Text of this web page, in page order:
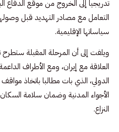
تدريجيا إلى الخروج من موقع
التعامل مع مصادر التهديد قبل
سياساتها الإقليمية.
ويلفت إلى أن المرحلة المقبلة
العلاقة مع إيران، ومع الأطراف
الدولي، الذي بات مطالبا باتخاذ
الأجواء المدنية وضمان سلامة
النزاع.